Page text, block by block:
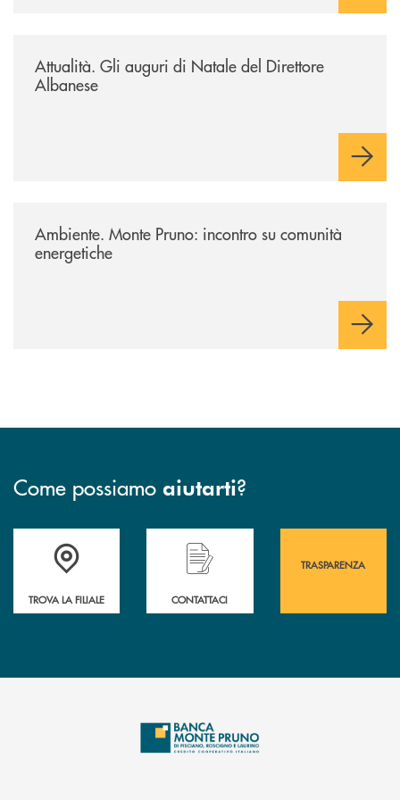
Attualità. Gli auguri di Natale del Direttore
Albanese
Ambiente. Monte Pruno: incontro su comunità
energetiche
Come possiamo aiutarti?
Accedi all' elenco completo&nbsp; delle&nbsp; filiali&nbsp; di Banca
TROVA LA FILIALE
Hai bisogno di assistenza immediata?
CONTATTACI
TRASPARENZA